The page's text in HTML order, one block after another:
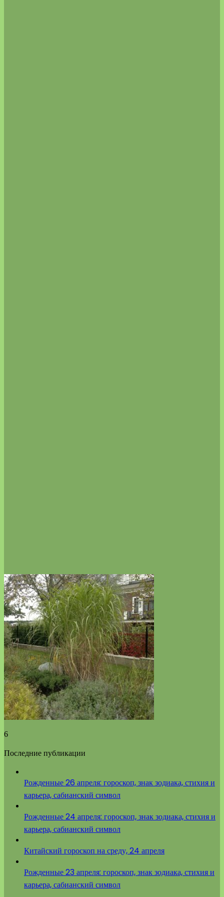
6
Последние публикации
Рожденные 26 апреля: гороскоп, знак зодиака, стихия и
карьера, сабианский символ
Рожденные 24 апреля: гороскоп, знак зодиака, стихия и
карьера, сабианский символ
Китайский гороскоп на среду, 24 апреля
Рожденные 23 апреля: гороскоп, знак зодиака, стихия и
карьера, сабианский символ